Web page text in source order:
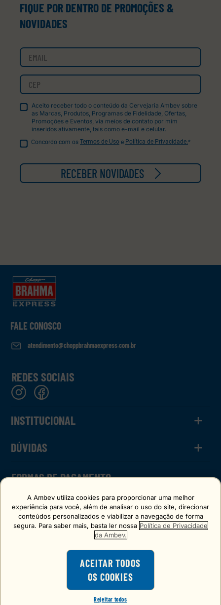
O consumo de bebidas alcoólicas é
proibido para menores de 18 anos.
FIQUE POR DENTRO DE PROMOÇÕES &
NOVIDADES
Aceito receber todo o conteúdo da Cervejaria Ambev sobre
as Marcas, Produtos, Programas de Fidelidade, Ofertas,
Promoções e Eventos, via meios de contato por mim
inseridos ativamente, tais como e-mail e celular.
Concordo com os Termos de Uso e Política de Privacidade.*
RECEBER NOVIDADES
FALE CONOSCO
atendimento@choppbrahmaexpress.com.br
REDES SOCIAIS
INSTITUCIONAL +
Calculadora
DÚVIDAS +
FAQ
FORMAS DE PAGAMENTO
SELO DE CONFIANÇA
A Ambev utiliza cookies para proporcionar uma melhor
experiência para você, além de analisar o uso do site, direcionar
conteúdos personalizados e viabilizar a navegação de forma
segura. Para saber mais, basta ler nossa Política de Privacidade
da Ambev.
ACEITAR TODOS
OS COOKIES
Rejeitar todos